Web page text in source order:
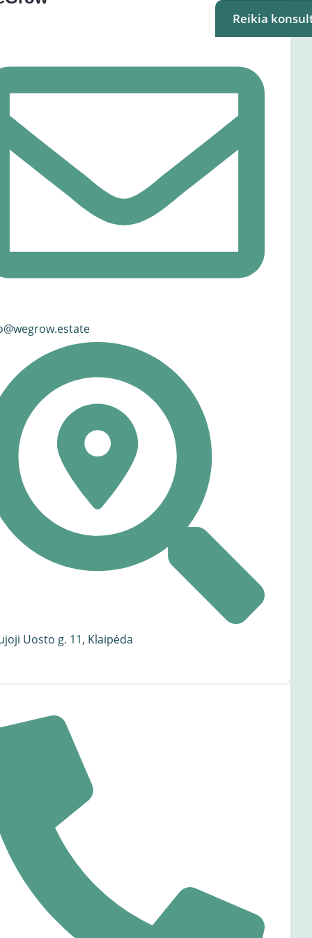
Uosto g. 11, Klaipėda
Reikia